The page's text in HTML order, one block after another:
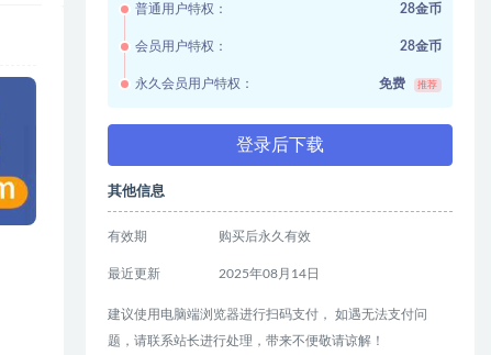
普通用户特权： 28金币
会员用户特权： 28金币
永久会员用户特权： 免费 推荐
登录后下载
其他信息
有效期 购买后永久有效
最近更新 2025年08月14日
建议使用电脑端浏览器进行扫码支付， 如遇无法支付问
题，请联系站长进行处理，带来不便敬请谅解！